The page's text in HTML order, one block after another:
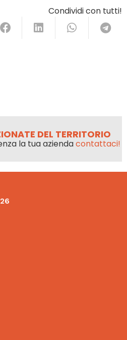
Condividi con tutti!
DEL TERRITORIO
la tua aziendacontattaci!